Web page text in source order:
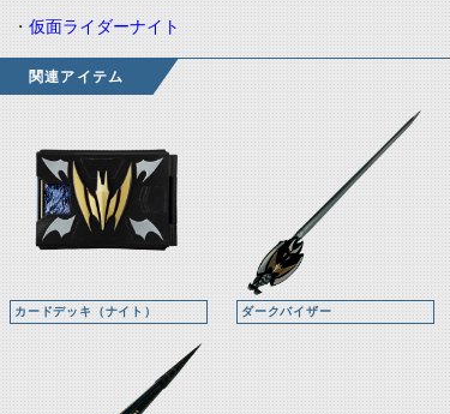
・ 仮面ライダーナイト
関連アイテム
カードデッキ（ナイト） ダークバイザー